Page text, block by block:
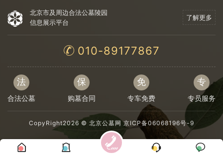
北京市及周边合法公墓陵园
信息展示平台
了解更多
010-89177867
法
合法公墓
保
购墓合同
免
专车免费
专
专员服务
CopyRight2026 © 北京公墓网 京ICP备06068196号-9